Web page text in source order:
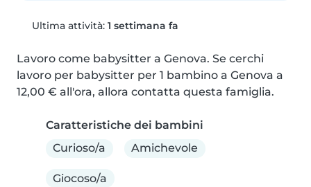
Ultima attività: 1 settimana fa
Lavoro come babysitter a Genova. Se cerchi
lavoro per babysitter per 1 bambino a Genova a
12,00 € all'ora, allora contatta questa famiglia.
Caratteristiche dei bambini
Curioso/a
Amichevole
Giocoso/a